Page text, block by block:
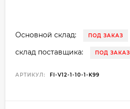
Основной склад: ПОД ЗАКАЗ
склад поставщика: ПОД ЗАКАЗ
АРТИКУЛ: FI-V12-1-10-1-K99